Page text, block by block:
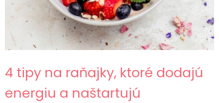
4 tipy na raňajky, ktoré dodajú
energiu a naštartujú